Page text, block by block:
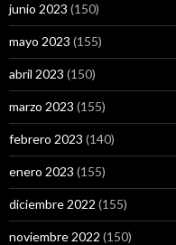
junio 2023 (150)
mayo 2023 (155)
abril 2023 (150)
marzo 2023 (155)
febrero 2023 (140)
enero 2023 (155)
diciembre 2022 (155)
noviembre 2022 (150)